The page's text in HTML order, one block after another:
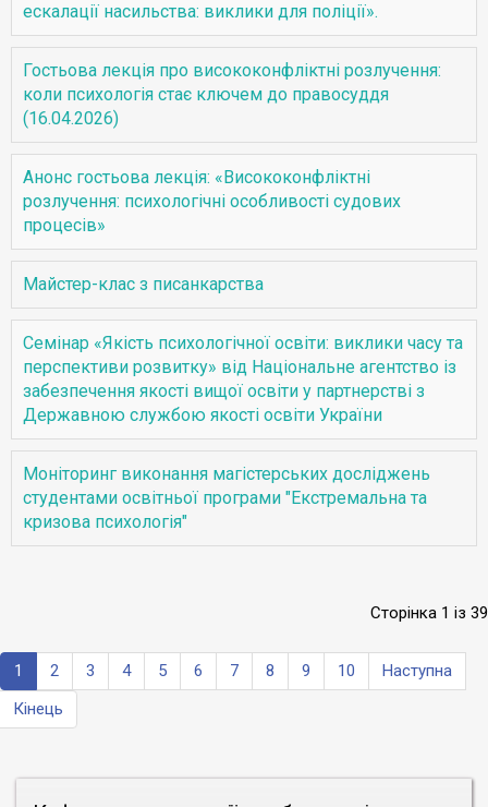
ескалації насильства: виклики для поліції».
Гостьова лекція про висококонфліктні розлучення:
коли психологія стає ключем до правосуддя
(16.04.2026)
Анонс гостьова лекція: «Висококонфліктні
розлучення: психологічні особливості судових
процесів»
Майстер-клас з писанкарства
Семінар «Якість психологічної освіти: виклики часу та
перспективи розвитку» від Національне агентство із
забезпечення якості вищої освіти у партнерстві з
Державною службою якості освіти України
Моніторинг виконання магістерських досліджень
студентами освітньої програми "Екстремальна та
кризова психологія"
Сторінка 1 із 39
1 2 3 4 5 6 7 8 9 10
Наступна
Кінець